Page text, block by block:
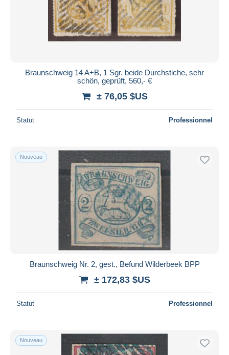
Braunschweig 14 A+B, 1 Sgr. beide Durchstiche, sehr
schön, geprüft, 560,- €
± 76,05 $US
Statut Professionnel
Nouveau
Braunschweig Nr. 2, gest., Befund Wilderbeek BPP
± 172,83 $US
Statut Professionnel
Nouveau